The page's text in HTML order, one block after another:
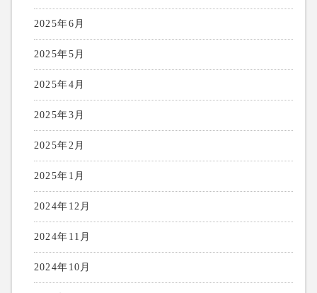
2025年6月
2025年5月
2025年4月
2025年3月
2025年2月
2025年1月
2024年12月
2024年11月
2024年10月